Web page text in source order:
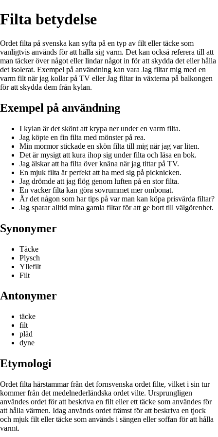
Filta betydelse
Ordet filta på svenska kan syfta på en typ av filt eller täcke som
vanligtvis används för att hålla sig varm. Det kan också referera till att
man täcker över något eller lindar något in för att skydda det eller hålla
det isolerat. Exempel på användning kan vara Jag filtar mig med en
varm filt när jag kollar på TV eller Jag filtar in växterna på balkongen
för att skydda dem från kylan.
Exempel på användning
I kylan är det skönt att krypa ner under en varm filta.
Jag köpte en fin filta med mönster på rea.
Min mormor stickade en skön filta till mig när jag var liten.
Det är mysigt att kura ihop sig under filta och läsa en bok.
Jag älskar att ha filta över knäna när jag tittar på TV.
En mjuk filta är perfekt att ha med sig på picknicken.
Jag drömde att jag flög genom luften på en stor filta.
En vacker filta kan göra sovrummet mer ombonat.
Är det någon som har tips på var man kan köpa prisvärda filtar?
Jag sparar alltid mina gamla filtar för att ge bort till välgörenhet.
Synonymer
Täcke
Plysch
Yllefilt
Filt
Antonymer
täcke
filt
pläd
dyne
Etymologi
Ordet filta härstammar från det fornsvenska ordet filte, vilket i sin tur
kommer från det medelnederländska ordet vilte. Ursprungligen
användes ordet för att beskriva en filt eller ett täcke som användes för
att hålla värmen. Idag används ordet främst för att beskriva en tjock
och mjuk filt eller täcke som används i sängen eller soffan för att hålla
varmt.